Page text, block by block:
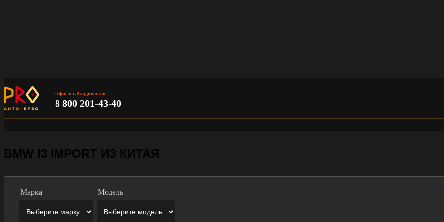
Офис в г.Владивосток
8 800 201-43-40
BMW I3 IMPORT ИЗ КИТАЯ
Марка Модель